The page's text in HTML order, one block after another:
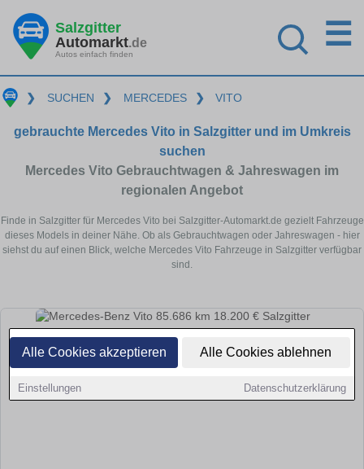
Alle Cookies akzeptieren Alle Cookies ablehnen
Einstellungen Datenschutzerklärung
Salzgitter
Automarkt.de
Autos einfach finden
☰
❯ SUCHEN ❯ MERCEDES ❯ VITO
gebrauchte Mercedes Vito in Salzgitter und im Umkreis
suchen
Mercedes Vito Gebrauchtwagen & Jahreswagen im
regionalen Angebot
Finde in Salzgitter für Mercedes Vito bei Salzgitter-Automarkt.de gezielt Fahrzeuge
dieses Models in deiner Nähe. Ob als Gebrauchtwagen oder Jahreswagen - hier
siehst du auf einen Blick, welche Mercedes Vito Fahrzeuge in Salzgitter verfügbar
sind.